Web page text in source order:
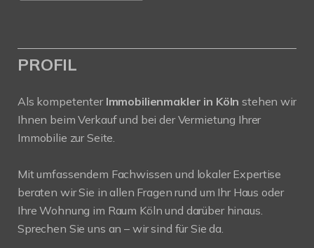
PROFIL
Als kompetenter Immobilienmakler in Köln stehen wir
Ihnen beim Verkauf und bei der Vermietung Ihrer
Immobilie zur Seite.
Mit umfassendem Fachwissen und lokaler Expertise
beraten wir Sie in allen Fragen rund um Ihr Haus oder
Ihre Wohnung im Raum Köln und darüber hinaus.
Sprechen Sie uns an – wir sind für Sie da.